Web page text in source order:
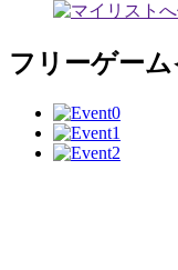
フリーゲーム